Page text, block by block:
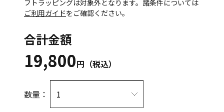
フトラッピングは対象外となります。諸条件については
ご利用ガイドをご確認ください。
合計金額
19,800円（税込）
数量：